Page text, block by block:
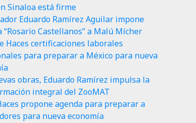
Sinaloa está firme
Eduardo Ramírez Aguilar impone
“Rosario Castellanos” a Malú Mícher
Haces certificaciones laborales
para preparar a México para nueva
obras, Eduardo Ramírez impulsa la
integral del ZooMAT
propone agenda para preparar a
para nueva economía